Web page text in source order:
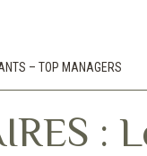
– TOP MANAGERS
: